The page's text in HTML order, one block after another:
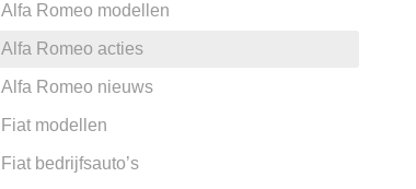
Alfa Romeo modellen
Alfa Romeo acties
Alfa Romeo nieuws
Fiat modellen
Fiat bedrijfsauto’s